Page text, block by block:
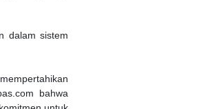
dalam sistem
bahwa